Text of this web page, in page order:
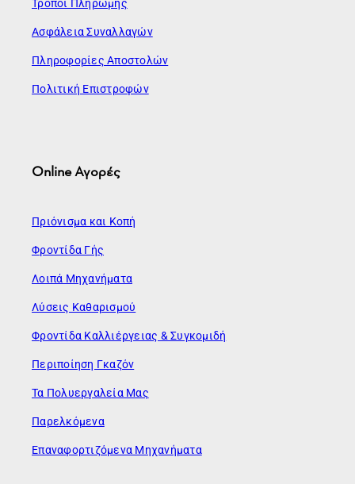
Τρόποι Πληρωμής
Ασφάλεια Συναλλαγών
Πληροφορίες Αποστολών
Πολιτική Επιστροφών
Online Αγορές
Πριόνισμα και Κοπή
Φροντίδα Γής
Λοιπά Μηχανήματα
Λύσεις Καθαρισμού
Φροντίδα Καλλιέργειας & Συγκομιδή
Περιποίηση Γκαζόν
Τα Πολυεργαλεία Μας
Παρελκόμενα
Επαναφορτιζόμενα Μηχανήματα